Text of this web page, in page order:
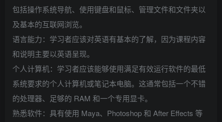
包括操作系统导航、使用键盘和鼠标、管理文件和文件夹以
及基本的互联网浏览。
语言能力：学习者应该对英语有基本的了解，因为课程内容
和说明主要以英语呈现。
个人计算机：学习者应该能够使用满足有效运行软件的最低
系统要求的个人计算机或笔记本电脑。这通常包括一个不错
的处理器、足够的 RAM 和一个专用显卡。
熟悉软件：具有使用 Maya、Photoshop 和 After Effects 等